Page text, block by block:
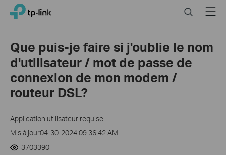
Click
navigation
TP-Link, Reliably Smart SearchMenu
Que puis-je faire si j'oublie le nom
d'utilisateur / mot de passe de
connexion de mon modem /
routeur DSL?
Application utilisateur requise
Mis à jour04-30-2024 09:36:42 AM
3703390